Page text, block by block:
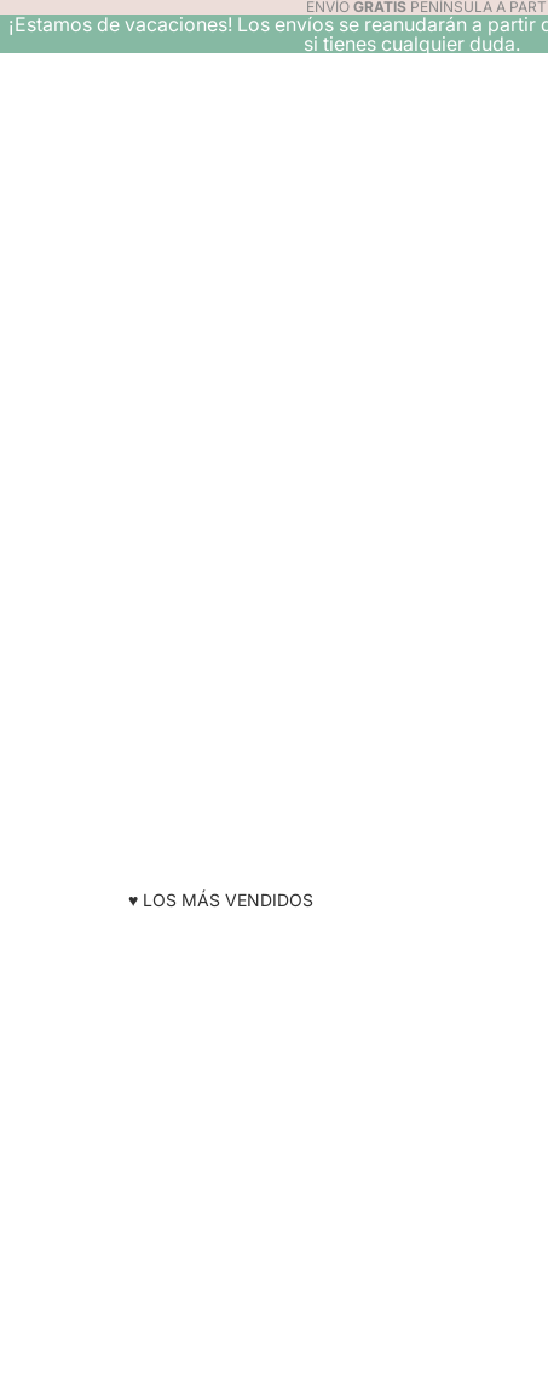
ENVÍO GRATISPENÍNSULA A
¡Estamos de vacaciones! Los envíos se reanudarán a
si tienes cualquier duda.
♥️ LOS MÁS VENDIDOS